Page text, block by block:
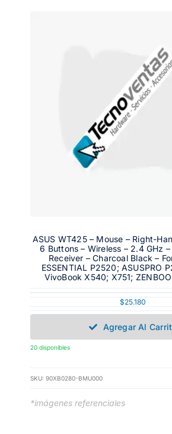
ASUS WT425 – Mouse – Right-
6 Buttons – Wireless – 2.4 GHz
Receiver – Charcoal Black –
ESSENTIAL P2520; ASUSPRO
VivoBook X540; X751;
$25.180
Agregar Al
20 disponibles
SKU: 90XB0280-BMU000
*imágenes referenciales